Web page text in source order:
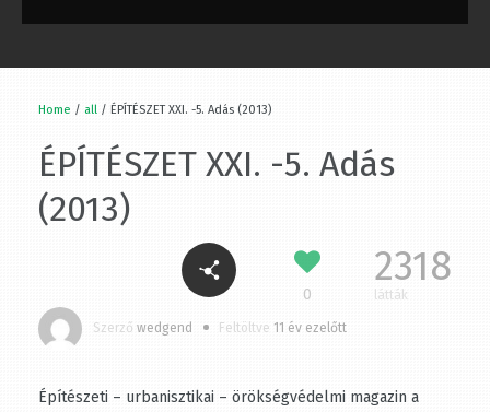
Home / all / ÉPÍTÉSZET XXI. -5. Adás (2013)
ÉPÍTÉSZET XXI. -5. Adás
(2013)
2318
látták
Szerző wedgend Feltöltve 11 év ezelőtt
Építészeti – urbanisztikai – örökségvédelmi magazin a